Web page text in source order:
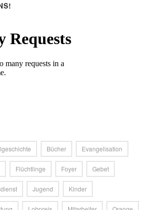
Bücher Evangelisation
Flüchtlinge Foyer Gebet
Jugend Kinder